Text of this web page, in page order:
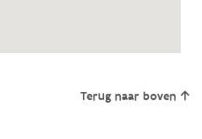
Terug naar boven